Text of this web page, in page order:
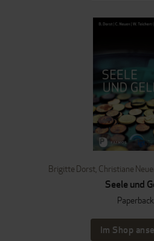
Brigitte Dorst, Christiane
Seele und
Paperback
Im Shop